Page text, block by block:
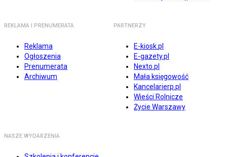
REKLAMA I PRENUMERATA
Reklama
Ogłoszenia
Prenumerata
Archiwum
PARTNERZY
E-kiosk.pl
E-gazety.pl
Nexto.pl
Mała księgowość
Kancelarierp.pl
Wieści Rolnicze
Życie Warszawy
NASZE WYDARZENIA